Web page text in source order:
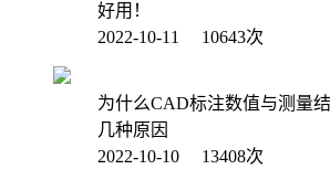
好用！
2022-10-11 10643次
为什么CAD标注数值与测量
几种原因
2022-10-10 13408次